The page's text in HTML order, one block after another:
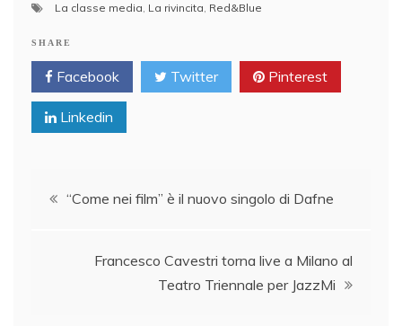
La classe media, La rivincita, Red&Blue
SHARE
Facebook Twitter Pinterest
Linkedin
Post“Come nei film” è il nuovo singolo di Dafne
Francesco Cavestri torna live a Milano al
Teatro Triennale per JazzMi